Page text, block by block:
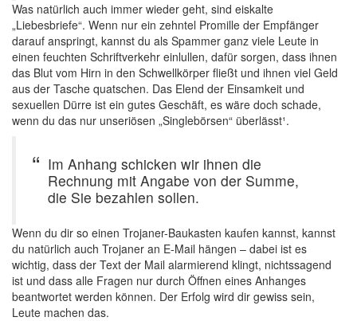
Was natürlich auch immer wieder geht, sind eiskalte
„Liebesbriefe“. Wenn nur ein zehntel Promille der Empfänger
darauf anspringt, kannst du als Spammer ganz viele Leute in
einen feuchten Schriftverkehr einlullen, dafür sorgen, dass ihnen
das Blut vom Hirn in den Schwellkörper fließt und ihnen viel Geld
aus der Tasche quatschen. Das Elend der Einsamkeit und
sexuellen Dürre ist ein gutes Geschäft, es wäre doch schade,
wenn du das nur unseriösen „Singlebörsen“ überlässt¹.
Im Anhang schicken wir ihnen die
Rechnung mit Angabe von der Summe,
die Sie bezahlen sollen.
Wenn du dir so einen Trojaner-Baukasten kaufen kannst, kannst
du natürlich auch Trojaner an E-Mail hängen – dabei ist es
wichtig, dass der Text der Mail alarmierend klingt, nichtssagend
ist und dass alle Fragen nur durch Öffnen eines Anhanges
beantwortet werden können. Der Erfolg wird dir gewiss sein,
Leute machen das.